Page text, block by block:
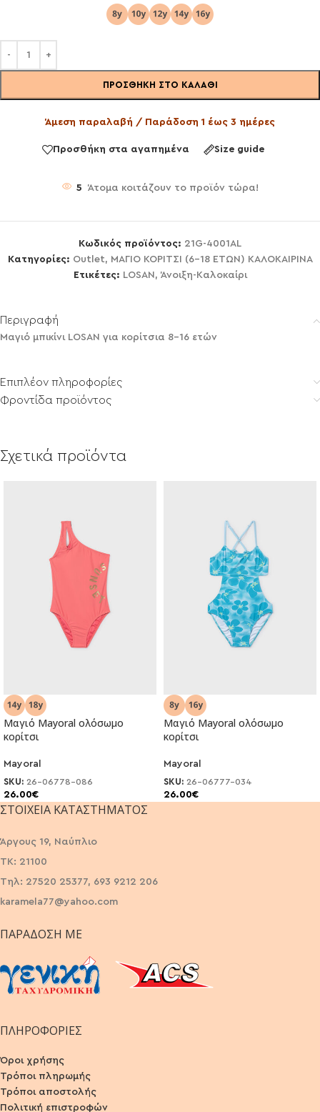
ΠΡΟΣΘΉΚΗ ΣΤΟ ΚΑΛΆΘΙ
Άμεση παραλαβή / Παράδοση 1 έως 3 ημέρες
Προσθήκη στα αγαπημένα Size guide
5 Άτομα κοιτάζουν το προϊόν τώρα!
Κωδικός προϊόντος: 21G-4001AL
Κατηγορίες: Outlet, ΜΑΓΙΟ ΚΟΡΙΤΣΙ (6-18 ΕΤΩΝ) ΚΑΛΟΚΑΙΡΙΝΑ
Ετικέτες: LOSAN, Άνοιξη-Καλοκαίρι
Περιγραφή
Μαγιό μπικίνι LOSAN για κορίτσια 8-16 ετών
Επιπλέον πληροφορίες
Φροντίδα προϊόντος
Σχετικά προϊόντα
Μαγιό Mayoral ολόσωμο
κορίτσι
Mayoral
SKU: 26-06778-086
26.00€
Μαγιό Mayoral ολόσωμο
κορίτσι
Mayoral
SKU: 26-06777-034
26.00€
ΣΤΟΙΧΕΊΑ ΚΑΤΑΣΤΉΜΑΤΟΣ
Άργους 19, Ναύπλιο
ΤΚ: 21100
Τηλ: 27520 25377, 693 9212 206
karamela77@yahoo.com
ΠΑΡΆΔΟΣΗ ΜΕ
ΠΛΗΡΟΦΟΡΙΕΣ
Όροι χρήσης
Τρόποι πληρωμής
Τρόποι αποστολής
Πολιτική επιστροφών